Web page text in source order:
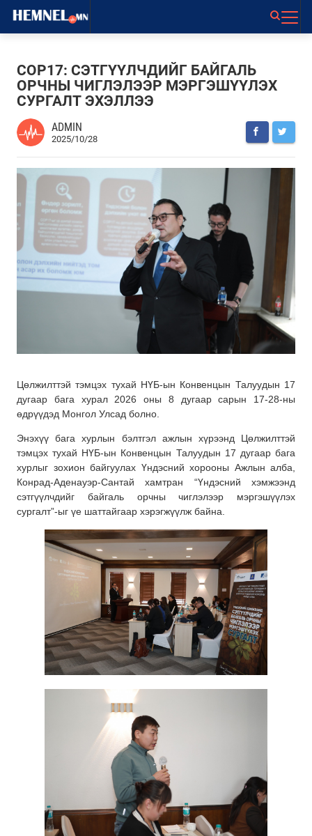
COP17: СЭТГҮҮЛЧДИЙГ БАЙГАЛЬ
ОРЧНЫ ЧИГЛЭЛЭЭР МЭРГЭШҮҮЛЭХ
СУРГАЛТ ЭХЭЛЛЭЭ
ADMIN
2025/10/28
Цөлжилттэй тэмцэх тухай НҮБ-ын Конвенцын Талуудын 17
дугаар бага хурал 2026 оны 8 дугаар сарын 17-28-ны
өдрүүдэд Монгол Улсад болно.
Энэхүү бага хурлын бэлтгэл ажлын хүрээнд Цөлжилттэй
тэмцэх тухай НҮБ-ын Конвенцын Талуудын 17 дугаар бага
хурлыг зохион байгуулах Үндэсний хорооны Ажлын алба,
Конрад-Аденауэр-Сантай хамтран “Үндэсний хэмжээнд
сэтгүүлчдийг байгаль орчны чиглэлээр мэргэшүүлэх
сургалт”-ыг үе шаттайгаар хэрэгжүүлж байна.